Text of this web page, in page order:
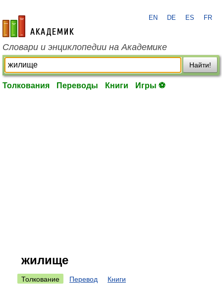
academic.ru
EN DE ES FR
Словари и энциклопедии на Академике
Найти!
Толкования Переводы Книги Игры ⚽
жилище
Толкование Перевод Книги